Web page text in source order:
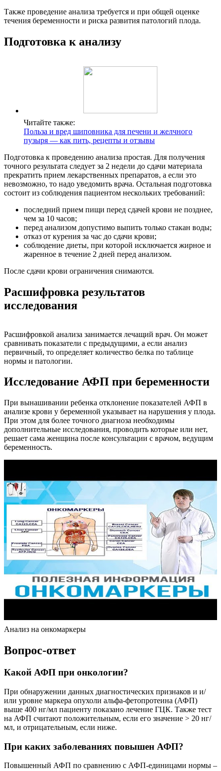
Также проведение анализа требуется и при общей оценке
течения беременности и риска развития патологий плода.
Подготовка к анализу
Читайте также:
Польза и вред шиповника для печени и желчного
пузыря — как пить, рецепты и отзывы
Подготовка к проведению анализа простая. Для получения
точного результата следует за 2 недели до сдачи материала
прекратить прием лекарственных препаратов, а если это
невозможно, то надо уведомить врача. Остальная подготовка
состоит из соблюдения пациентом нескольких требований:
последний прием пищи перед сдачей крови не позднее,
чем за 10 часов;
перед анализом допустимо выпить только стакан воды;
отказ от курения за час до сдачи крови;
соблюдение диеты, при которой исключается жирное и
жаренное в течение 2 дней перед анализом.
После сдачи крови ограничения снимаются.
Расшифровка результатов
исследования
Расшифровкой анализа занимается лечащий врач. Он может
сравнивать показатели с предыдущими, а если анализ
первичный, то определяет количество белка по таблице
нормы и патологии.
Исследование АФП при беременности
При вынашивании ребенка отклонение показателей АФП в
анализе крови у беременной указывает на нарушения у плода.
При этом для более точного диагноза необходимы
дополнительные исследования, проводить которые или нет,
решает сама женщина после консультации с врачом, ведущим
беременность.
Анализ на онкомаркеры
Вопрос-ответ
Какой АФП при онкологии?
При обнаружении данных диагностических признаков и и/
или уровне маркера опухоли альфа-фетопротеина (АФП)
выше 400 нг/мл пациенту показано лечение ГЦК. Также тест
на АФП считают положительным, если его значение > 20 нг/
мл, и отрицательным, если ниже.
При каких заболеваниях повышен АФП?
Повышенный АФП по сравнению с АФП-единицами нормы –